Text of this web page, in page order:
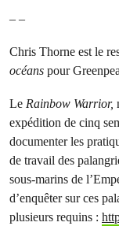
– –
Chris Thorne est le
océans pour
Le Rainbow Warrior,
expédition de cinq
documenter les
de travail des
sous-marins de
d’enquêter sur ces
plusieurs requins :